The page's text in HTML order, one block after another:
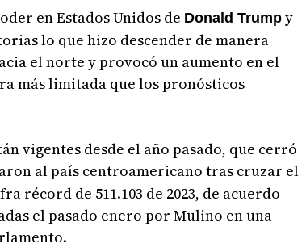
en Estados Unidos de Donald Trumpy
lo que hizo descender de manera
el norte y provocó un aumento en el
más limitada que los pronósticos
vigentes desde el año pasado, que cerró
al país centroamericano tras cruzar el
récord de 511.103 de 2023, de acuerdo
el pasado enero por Mulino en una